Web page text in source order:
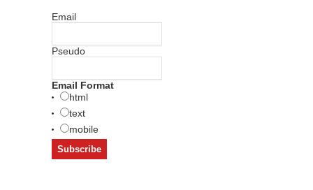
Email
Pseudo
Email Format
html
text
mobile